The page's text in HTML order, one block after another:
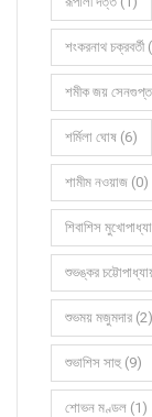
শংকরনাথ চক্রবর্তী
শমীক জয়
শর্মিলা ঘোষ (6)
শামীম নওয়াজ (0)
শিবাশিস
শুভঙ্কর
শুভময় মজুমদার (2)
শুভাশিস সাহু (9)
শোভন মণ্ডল (1)